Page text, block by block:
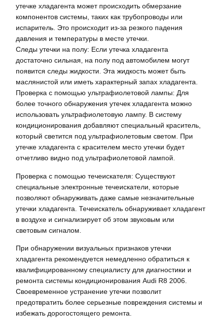
утечке хладагента может происходить обмерзание
компонентов системы, таких как трубопроводы или
испаритель. Это происходит из-за резкого падения
давления и температуры в месте утечки.
Следы утечки на полу: Если утечка хладагента
достаточно сильная, на полу под автомобилем могут
появится следы жидкости. Эта жидкость может быть
маслянистой или иметь характерный запах хладагента.
Проверка с помощью ультрафиолетовой лампы: Для
более точного обнаружения утечек хладагента можно
использовать ультрафиолетовую лампу. В систему
кондиционирования добавляют специальный краситель,
который светится под ультрафиолетовым светом. При
утечке хладагента с красителем место утечки будет
отчетливо видно под ультрафиолетовой лампой.
Проверка с помощью течеискателя: Существуют
специальные электронные течеискатели, которые
позволяют обнаруживать даже самые незначительные
утечки хладагента. Течеискатель обнаруживает хладагент
в воздухе и сигнализирует об этом звуковым или
световым сигналом.
При обнаружении визуальных признаков утечки
хладагента рекомендуется немедленно обратиться к
квалифицированному специалисту для диагностики и
ремонта системы кондиционирования Audi R8 2006.
Своевременное устранение утечки позволит
предотвратить более серьезные повреждения системы и
избежать дорогостоящего ремонта.